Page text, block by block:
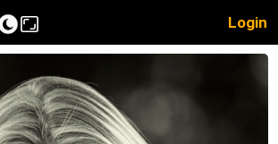
Login